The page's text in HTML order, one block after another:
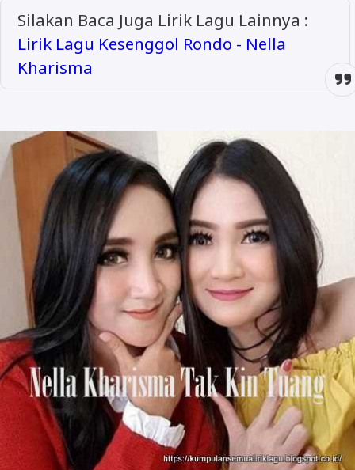
Silakan Baca Juga Lirik Lagu Lainnya :
Lirik Lagu Kesenggol Rondo - Nella
Kharisma